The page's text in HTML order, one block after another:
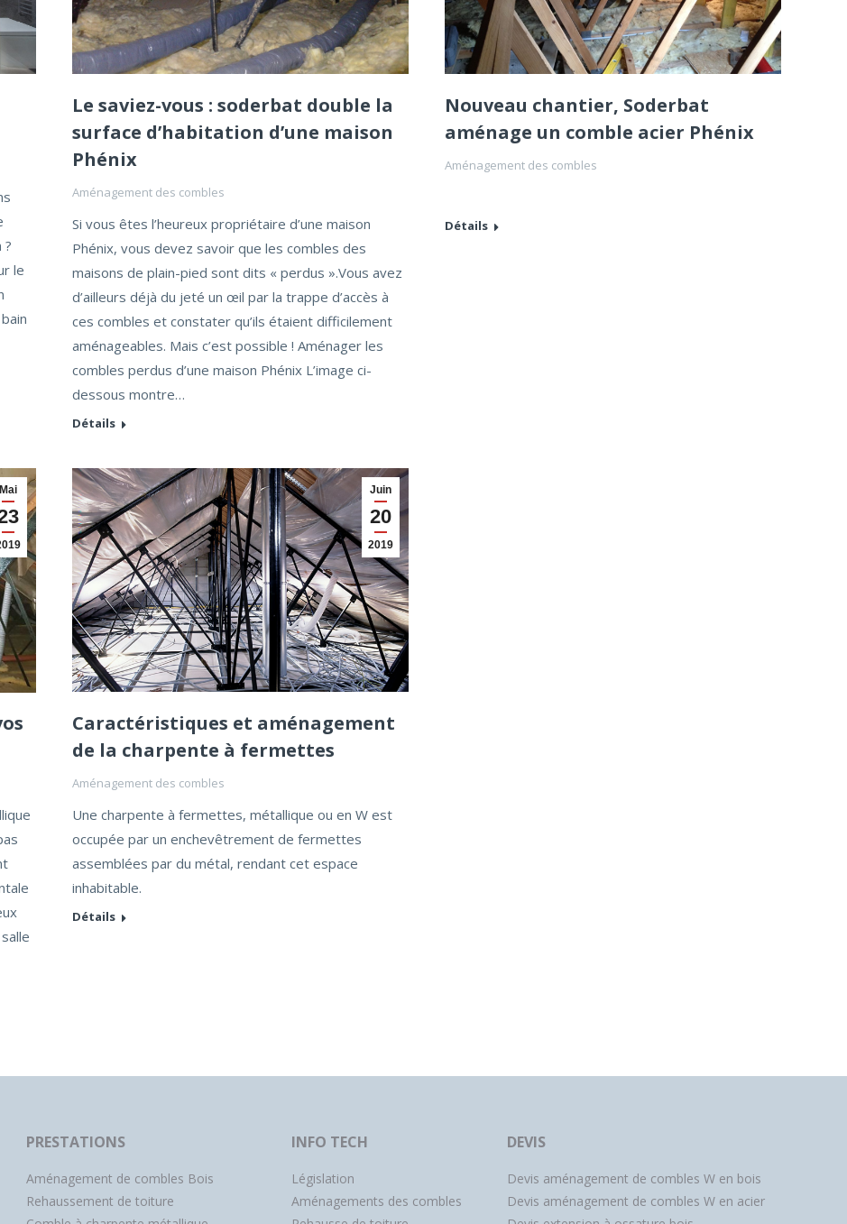
?
le
Le saviez-vous : soderbat double la
surface d’habitation d’une maison
Phénix
Aménagement des combles
Si vous êtes l’heureux propriétaire d’une maison
Phénix, vous devez savoir que les combles des
maisons de plain-pied sont dits « perdus ».Vous avez
d’ailleurs déjà du jeté un œil par la trappe d’accès à
ces combles et constater qu’ils étaient difficilement
aménageables. Mais c’est possible ! Aménager les
combles perdus d’une maison Phénix L’image ci-
dessous montre…
Détails
Nouveau chantier, Soderbat
aménage un comble acier Phénix
Aménagement des combles
Détails
Mai Juin
20
2019
Caractéristiques et aménagement
de la charpente à fermettes
Aménagement des combles
Une charpente à fermettes, métallique ou en W est
occupée par un enchevêtrement de fermettes
assemblées par du métal, rendant cet espace
inhabitable.
Détails
PRESTATIONS
Aménagement de combles Bois
Rehaussement de toiture
INFO TECH
Législation
Aménagements des combles
DEVIS
Devis aménagement de combles W en bois
Devis aménagement de combles W en acier